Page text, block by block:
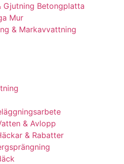
Gjutning Betongplatta
Mur
& Markavvattning
& Avlopp
& Rabatter